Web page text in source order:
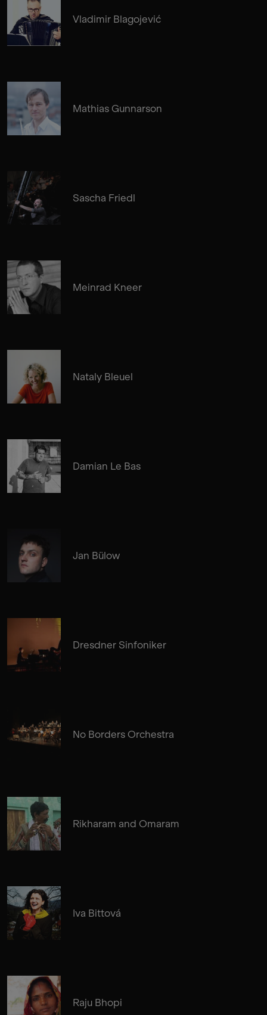
Vladimir Blagojević
Mathias Gunnarson
Sascha Friedl
Meinrad Kneer
Nataly Bleuel
Damian Le Bas
Jan Bülow
Dresdner Sinfoniker
No Borders Orchestra
Rikharam and Omaram
Iva Bittová
Raju Bhopi